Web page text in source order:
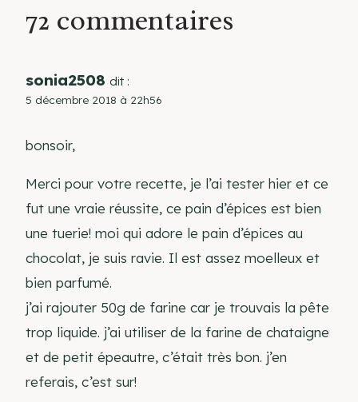
72 commentaires
sonia2508 dit :
5 décembre 2018 à 22h56
bonsoir,
Merci pour votre recette, je l’ai tester hier et ce
fut une vraie réussite, ce pain d’épices est bien
une tuerie! moi qui adore le pain d’épices au
chocolat, je suis ravie. Il est assez moelleux et
bien parfumé.
j’ai rajouter 50g de farine car je trouvais la pête
trop liquide. j’ai utiliser de la farine de chataigne
et de petit épeautre, c’était très bon. j’en
referais, c’est sur!